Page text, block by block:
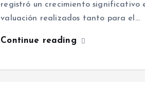
registró un crecimiento significativo
valuación realizados tanto para el…
Continue reading